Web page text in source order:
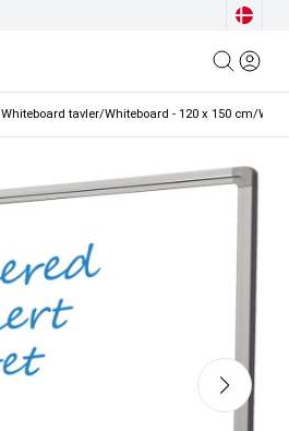
Whiteboard tavler/Whiteboard - 120 x 150 cm/